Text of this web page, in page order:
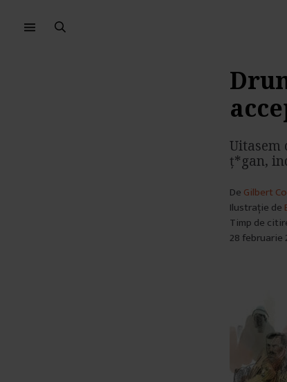
Uitasem
ț*gan,
De Gilbert
Ilustrație de
Timp de
28 februarie